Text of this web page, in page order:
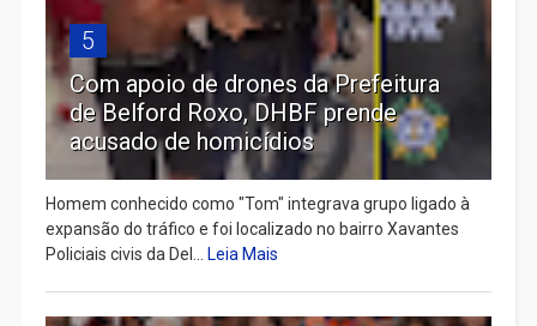
5
Com apoio de drones da Prefeitura
de Belford Roxo, DHBF prende
acusado de homicídios
Homem conhecido como "Tom" integrava grupo ligado à
expansão do tráfico e foi localizado no bairro Xavantes
Policiais civis da Del...
Leia Mais